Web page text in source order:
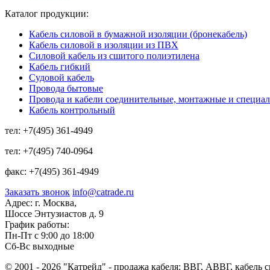
Каталог продукции:
Кабель силовой в бумажной изоляции (бронекабель)
Кабель силовой в изоляции из ПВХ
Силовой кабель из сшитого полиэтилена
Кабель гибкий
Судовой кабель
Провода бытовые
Провода и кабели соединительные, монтажные и
Кабель контрольный
тел: +7(495) 361-4949
тел: +7(495) 740-0964
факс: +7(495) 361-4949
Заказать звонок info@catrade.ru
Адрес: г. Москва,
Шоссе Энтузиастов д. 9
График работы:
Пн-Пт с 9:00 до 18:00
Сб-Вс выходные
© 2001 - 2026 "Катрейд" - продажа кабеля: ВВГ, АВВГ, кабель